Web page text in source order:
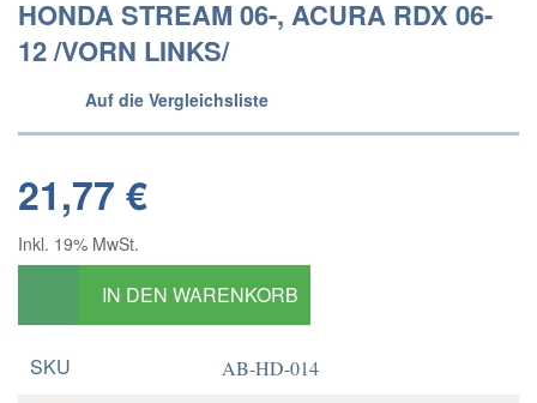
ONDA STREAM 06-, ACURA RDX 06-1
2 /VORN LINKS/
Auf die Vergleichsliste
21,77 €
Inkl. 19% MwSt.
IN DEN WARENKORB
SKU AB-HD-014